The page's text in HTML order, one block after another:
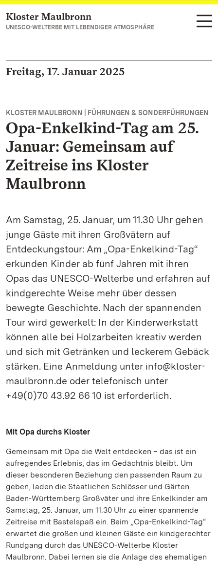
Zum Hauptinhalt springen
Kloster Maulbronn
UNESCO-WELTERBE MIT LEBENDIGER ATMOSPHÄRE
Freitag, 17. Januar 2025
KLOSTER MAULBRONN | FÜHRUNGEN & SONDERFÜHRUNGEN
Opa-Enkelkind-Tag am 25.
Januar: Gemeinsam auf
Zeitreise ins Kloster
Maulbronn
Am Samstag, 25. Januar, um 11.30 Uhr gehen
junge Gäste mit ihren Großvätern auf
Entdeckungstour: Am „Opa-Enkelkind-Tag“
erkunden Kinder ab fünf Jahren mit ihren
Opas das UNESCO-Welterbe und erfahren auf
kindgerechte Weise mehr über dessen
bewegte Geschichte. Nach der spannenden
Tour wird gewerkelt: In der Kinderwerkstatt
können alle bei Holzarbeiten kreativ werden
und sich mit Getränken und leckerem Gebäck
stärken. Eine Anmeldung unter info@kloster-
maulbronn.de oder telefonisch unter
+49(0)70 43.92 66 10 ist erforderlich.
Mit Opa durchs Kloster
Gemeinsam mit Opa die Welt entdecken – das ist ein
aufregendes Erlebnis, das im Gedächtnis bleibt. Um
dieser besonderen Beziehung den passenden Raum zu
geben, laden die Staatlichen Schlösser und Gärten
Baden-Württemberg Großväter und ihre Enkelkinder am
Samstag, 25. Januar, um 11.30 Uhr zu einer spannende
Zeitreise mit Bastelspaß ein. Beim „Opa-Enkelkind-Tag“
erwartet die großen und kleinen Gäste ein kindgerechter
Rundgang durch das UNESCO-Welterbe Kloster
Maulbronn. Dabei lernen sie die Anlage des ehemaligen